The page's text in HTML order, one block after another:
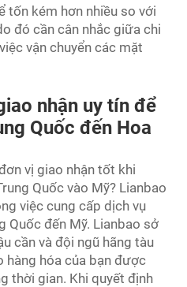
tốn kém hơn nhiều so với
đó cần cân nhắc giữa chi
vận chuyển các mặt
nhận uy tín để
Quốc đến Hoa
vị giao nhận tốt khi
Quốc vào Mỹ? Lianbao
việc cung cấp dịch vụ
Quốc đến Mỹ. Lianbao sở
cần và đội ngũ hãng tàu
hàng hóa của bạn được
thời gian. Khi quyết định